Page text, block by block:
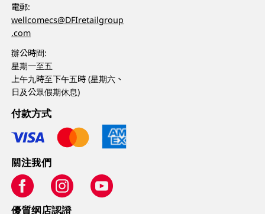
電郵:
wellcomecs@DFIretailgroup
.com
辦公時間:
星期一至五
上午九時至下午五時 (星期六、
日及公眾假期休息)
付款方式
關注我們
優質纲店認證